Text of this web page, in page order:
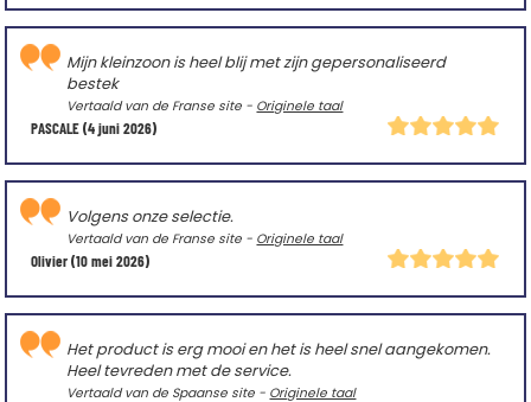
PASCALE(4 juni 2026)
Mijn kleinzoon is heel blij met zijn gepersonaliseerd
bestek
Vertaald van de Franse site - Originele taal
Olivier(10 mei 2026)
Volgens onze selectie.
Vertaald van de Franse site - Originele taal
Het product is erg mooi en het is heel snel aangekomen.
Heel tevreden met de service.
Vertaald van de Spaanse site - Originele taal